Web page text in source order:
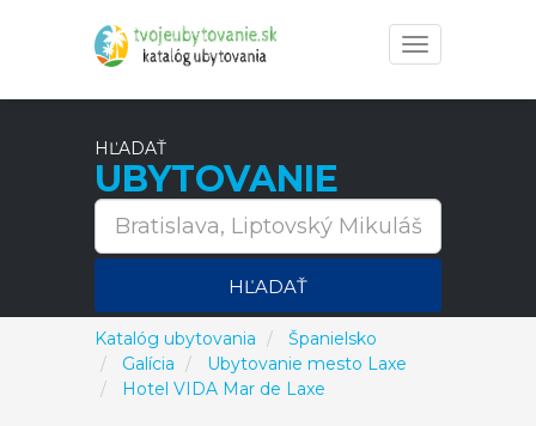
Toggle
navigation
HĽADAŤ
UBYTOVANIE
HĽADAŤ
Katalóg ubytovania
Španielsko
Galícia
Ubytovanie mesto Laxe
Hotel VIDA Mar de Laxe